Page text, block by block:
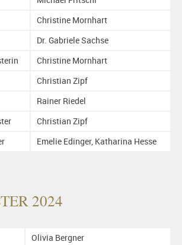
Christine Mornhart
Dr. Gabriele Sachse
Christine Mornhart
Christian Zipf
Rainer Riedel
Christian Zipf
Emelie Edinger, Katharina Hesse
2024
Olivia Bergner